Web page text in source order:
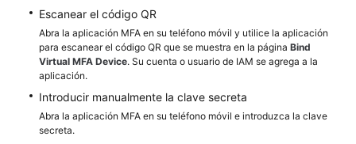
de
operaciones
críticas
Política
de
autenticación
de
Escanear el código QR
Abra la aplicación MFA en su teléfono móvil y utilice la aplicación
para escanear el código QR que se muestra en la página Bind
Virtual MFA Device. Su cuenta o usuario de IAM se agrega a la
aplicación.
Introducir manualmente la clave secreta
Abra la aplicación MFA en su teléfono móvil e introduzca la clave
secreta.